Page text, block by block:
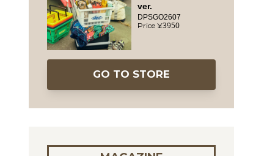
ver.
DPSGO2607
3950
GO TO STORE